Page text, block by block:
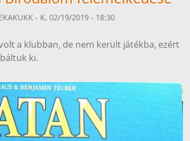
- K, 02/19/2019 - 18:30
a klubban, de nem került játékba, ezért
ki.